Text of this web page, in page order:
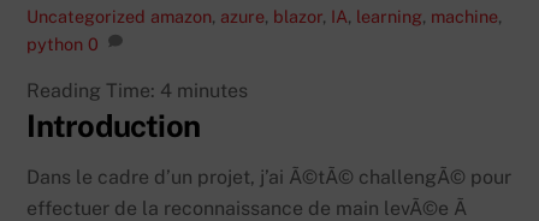
Uncategorized amazon, azure, blazor, IA, learning, machine,
python 0
Reading Time: 4 minutes
Introduction
Dans le cadre d’un projet, j’ai Ã©tÃ© challengÃ© pour
effectuer de la reconnaissance de main levÃ©e Ã